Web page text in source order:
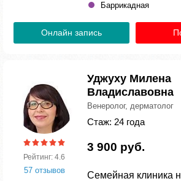
Баррикадная
Онлайн запись
Рейтинг: 4.6
57 отзывов
Уджуху Милена
Владиславовна
Венеролог, дерматолог
Стаж: 24 года
3 900 руб.
Семейная клиника